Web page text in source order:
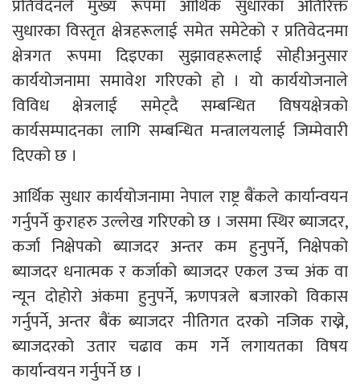
प्रतिवेदनले मुख्य रूपमा आर्थिक सुधारका अतिरिक्त
सुधारका विस्तृत क्षेत्रहरूलाई समेत समेटेको र प्रतिवेदनमा
क्षेत्रगत रूपमा दिइएका सुझावहरूलाई सोहीअनुसार
कार्ययोजनामा समावेश गरिएको हो । यो कार्ययोजनाले
विविध क्षेत्रलाई समेट्दै सम्बन्धित विषयक्षेत्रको
कार्यसम्पादनका लागि सम्बन्धित मन्त्रालयलाई जिम्मेवारी
दिएको छ ।
आर्थिक सुधार कार्ययोजनामा नेपाल राष्ट्र बैंकले कार्यान्वयन
गर्नुपर्ने कुराहरु उल्लेख गरिएको छ । जसमा स्थिर ब्याजदर,
कर्जा निक्षेपको ब्याजदर अन्तर कम हुनुपर्ने, निक्षेपको
ब्याजदर धनात्मक र कर्जाको ब्याजदर एकल उच्च अंक वा
न्यून दोहोरो अंकमा हुनुपर्ने, ऋणपत्रले बजारको विकास
गर्नुपर्ने, अन्तर बैंक ब्याजदर नीतिगत दरको नजिक राख्ने,
ब्याजदरको उतार चढाव कम गर्ने लगायतका विषय
कार्यान्वयन गर्नुपर्ने छ ।